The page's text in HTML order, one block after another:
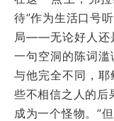
待”作为生活口号
局——无论好人还
一句空洞的陈词
与他完全不同，
些不相信之人的后
成为一个怪物。”